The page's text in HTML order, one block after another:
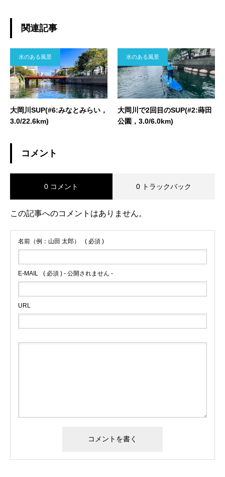
関連記事
水のある風景
大岡川SUP(#6:みなとみらい，
3.0/22.6km)
水のある風景
大岡川で2回目のSUP(#2:蒔田
公園，3.0/6.0km)
コメント
0 コメント 0 トラックバック
この記事へのコメントはありません。
名前（例：山田 太郎） ( 必須 )
E-MAIL ( 必須 ) - 公開されません -
URL